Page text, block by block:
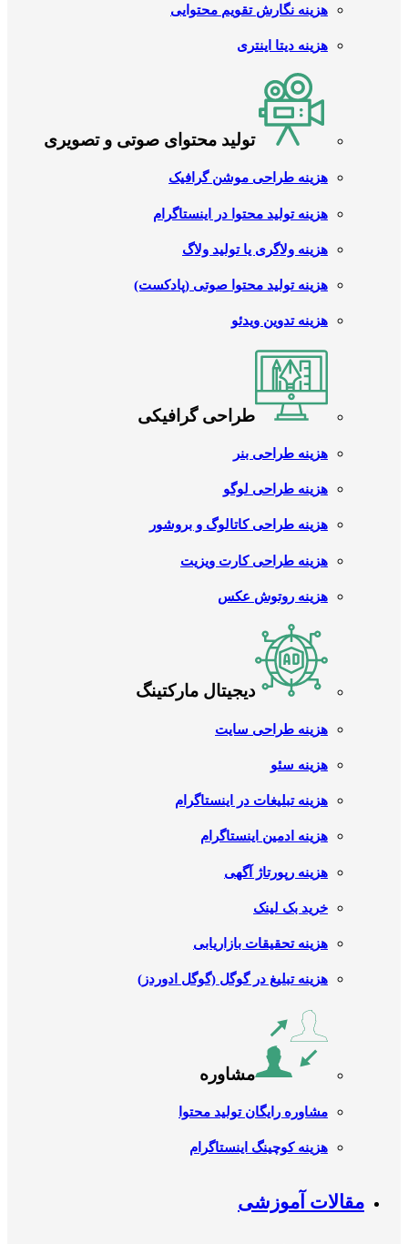
هزینه نگارش تقویم محتوایی
هزینه دیتا اینتری
تولید محتوای صوتی و تصویری
هزینه طراحی موشن گرافیک
هزینه تولید محتوا در اینستاگرام
هزینه ولاگری یا تولید ولاگ
هزینه تولید محتوا صوتی (پادکست)
هزینه تدوین ویدئو
طراحی گرافیکی
هزینه طراحی بنر
هزینه طراحی لوگو
هزینه طراحی کاتالوگ و بروشور
هزینه طراحی کارت ویزیت
هزینه روتوش عکس
دیجیتال مارکتینگ
هزینه طراحی سایت
هزینه سئو
هزینه تبلیغات در اینستاگرام
هزینه ادمین اینستاگرام
هزینه رپورتاژ آگهی
خرید بک لینک
هزینه تحقیقات بازاریابی
هزینه تبلیغ در گوگل (گوگل ادوردز)
مشاوره
مشاوره رایگان تولید محتوا
هزینه کوچینگ اینستاگرام
مقالات آموزشی